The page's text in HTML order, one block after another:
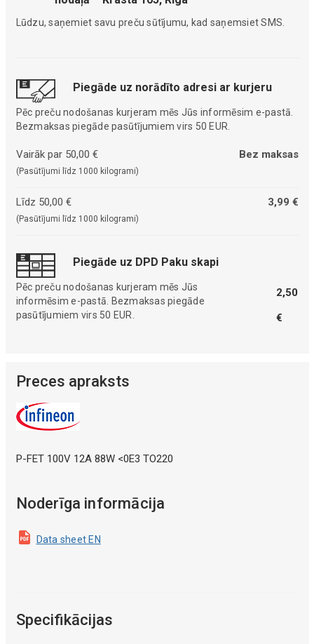
Lūdzu, saņemiet savu preču sūtījumu, kad saņemsiet SMS.
Piegāde uz norādīto adresi ar kurjeru
Pēc preču nodošanas kurjeram mēs Jūs informēsim e-pastā.
Bezmaksas piegāde pasūtījumiem virs 50 EUR.
Vairāk par 50,00 €
(Pasūtījumi līdz 1000 kilogrami)
Bez maksas
Līdz 50,00 €
(Pasūtījumi līdz 1000 kilogrami)
3,99 €
Piegāde uz DPD Paku skapi
Pēc preču nodošanas kurjeram mēs Jūs
informēsim e-pastā. Bezmaksas piegāde
pasūtījumiem virs 50 EUR.
2,50
€
Preces apraksts
P-FET 100V 12A 88W <0E3 TO220
Noderīga informācija
Data sheet EN
Specifikācijas